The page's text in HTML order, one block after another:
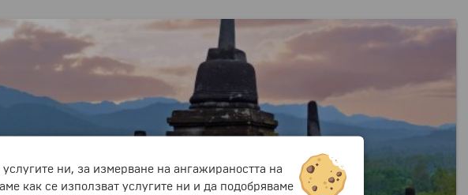
ни, за измерване на ангажираността на
как се използват услугите ни и да подобряваме